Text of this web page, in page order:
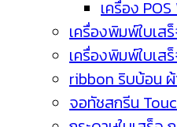
เครื่อง
เครื่องพิมพ์ใบเส
เครื่องพิมพ์ใบเส
ribbon ริบบ้อน
จอทัชสกรีน